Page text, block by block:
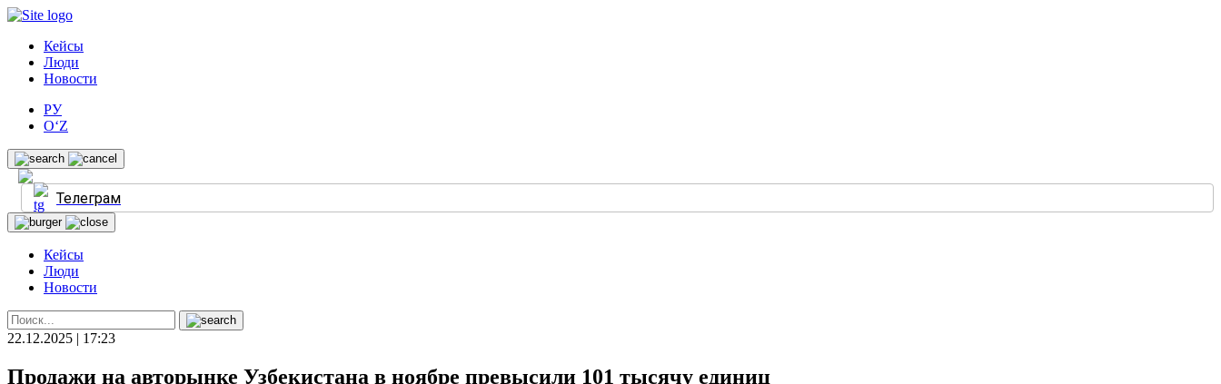
Кейсы
Люди
Новости
РУ
O‘Z
Телеграм
Кейсы
Люди
Новости
22.12.2025 | 17:23
Продажи на авторынке Узбекистана в ноябре превысили 101 тысячу единиц